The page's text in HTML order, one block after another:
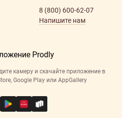
8 (800) 600-62-07
Напишите нам
Prodly
камеру и скачайте приложение в
Google Play или AppGallery